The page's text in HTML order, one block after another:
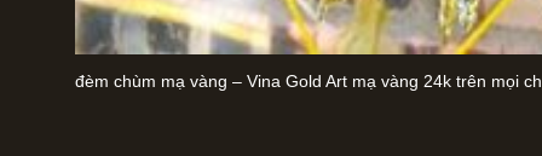
đèm chùm mạ vàng – Vina Gold Art mạ vàng 24k trên mọi